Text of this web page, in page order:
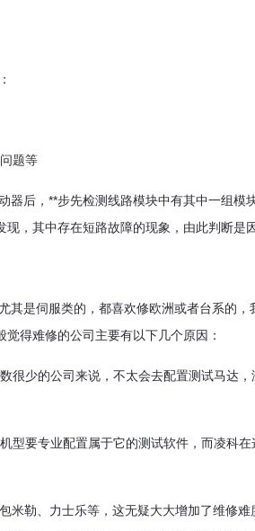
题等
后，**步先检测线路模块中有其中一组模
，其中存在短路故障的现象，由此判断是
其是伺服类的，都喜欢修欧洲或者台系的
得难修的公司主要有以下几个原因：
很少的公司来说，不太会去配置测试马达
型要专业配置属于它的测试软件，而凌科
米勒、力士乐等，这无疑大大增加了维修